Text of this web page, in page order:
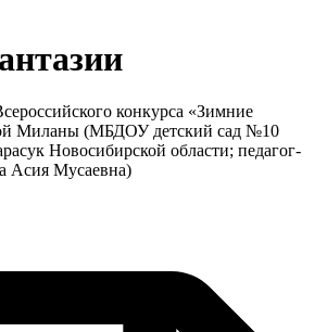
конкурса «Зимние
Миланы (МБДОУ детский сад №10
Новосибирской области; педагог-
Асия Мусаевна)